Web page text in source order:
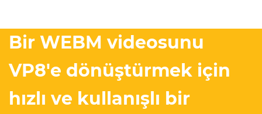
Bir WEBM videosunu
VP8'e dönüştürmek için
hızlı ve kullanışlı bir